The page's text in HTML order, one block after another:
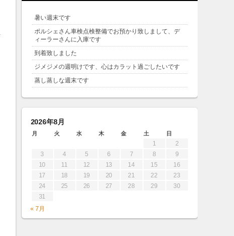
暑い週末です
ポルシェさん車検点検整備でお預かり致しまして、デ
ィーラーさんに入庫です
到着致しました
ジメジメの週明けです、心はカラット過ごしたいです
蒸し蒸しな週末です
2026年8月
月 火 水 木 金 土 日
1
2
3
4 5 6 7 8
9
10
11 12 13 14 15
16
17
18 19 20 21 22
23
24
25 26 27 28 29
30
31
« 7月